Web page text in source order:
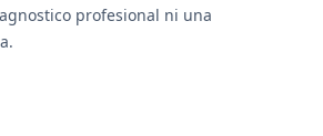
profesional ni una